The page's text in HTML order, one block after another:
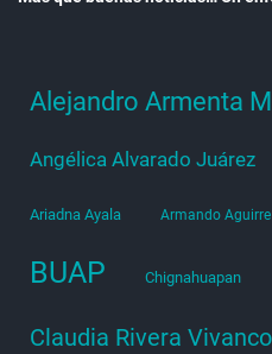
Alejandro Armenta
Angélica Alvarado Juárez
Ariadna Ayala Armando
BUAP Chignahuapan
Claudia Rivera Vivanco